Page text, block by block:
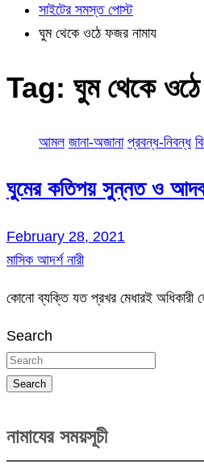
সাইটের সমস্ত পোস্ট
ঘুম থেকে ওঠে ফজর নামায
Tag: ঘুম থেকে
আমল জানা-অজানা প্রবন্ধ-নিবন্ধ
ঘুমের কতিপয় সুন্নত ও
February 28, 2021
মাসিক আদর্শ নারী
কোনো ব্যক্তি যত প্রখর মেধারই অধিকারী
Search
Search
নামাযের সময়সূচী